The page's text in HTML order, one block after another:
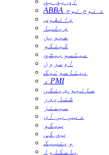
ABBA د نوم نوم
ډانفوس
ډیلټا
هیوین
کینکو
میتسوبیشي
اومرون
پیناسونیک
د PMI
سانیو ډینکی
شنایډر
سیمنز
د ټی بی آی
ټیکو
ټي کې
وینټیک
یاسکاوا